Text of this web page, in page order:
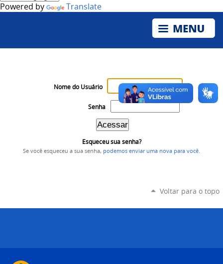
Powered by Translate
Nome do Usuário
Senha
Esqueceu sua senha?
Se você esqueceu a sua senha, podemos enviar uma nova para você
Voltar para o topo